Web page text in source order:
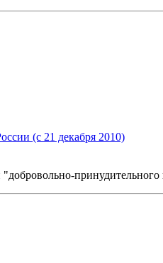
(с 21 декабря 2010)